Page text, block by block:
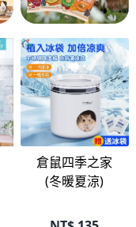
倉鼠四季之家
(冬暖夏涼)